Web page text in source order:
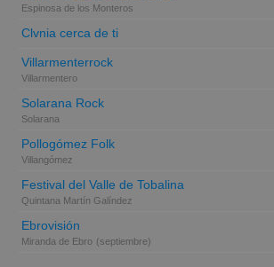
Espinosa de los Monteros
Clvnia cerca de ti
Villarmenterrock
Villarmentero
Solarana Rock
Solarana
Pollogómez Folk
Villangómez
Festival del Valle de Tobalina
Quintana Martín Galíndez
Ebrovisión
Miranda de Ebro (septiembre)